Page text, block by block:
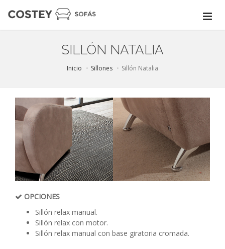
SILLÓN NATALIA
Inicio Sillones Sillón Natalia
OPCIONES
Sillón relax manual.
Sillón relax con motor.
Sillón relax manual con base giratoria cromada.